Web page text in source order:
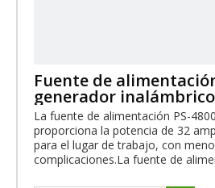
Fuente de
generador
litio de 3500 vatios
La fuente de alimentación PS-
proporciona la potencia de 32
para el lugar de trabajo, con
complicaciones.La fuente de